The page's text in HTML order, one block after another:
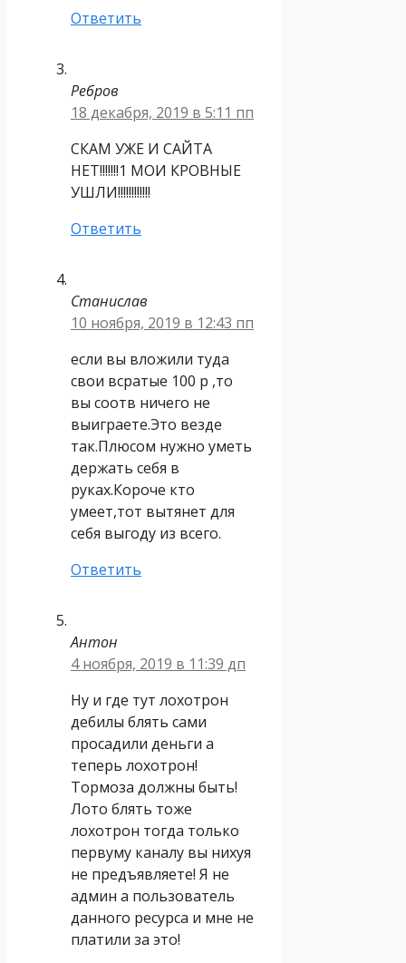
Ответить
Ребров
18 декабря, 2019 в 5:11 пп
СКАМ УЖЕ И САЙТА
НЕТ!!!!!!!1 МОИ КРОВНЫЕ
УШЛИ!!!!!!!!!!!!
Ответить
Станислав
10 ноября, 2019 в 12:43 пп
если вы вложили туда
свои всратые 100 р ,то
вы соотв ничего не
выиграете.Это везде
так.Плюсом нужно уметь
держать себя в
руках.Короче кто
умеет,тот вытянет для
себя выгоду из всего.
Ответить
Антон
4 ноября, 2019 в 11:39 дп
Ну и где тут лохотрон
дебилы блять сами
просадили деньги а
теперь лохотрон!
Тормоза должны быть!
Лото блять тоже
лохотрон тогда только
первуму каналу вы нихуя
не предъявляете! Я не
админ а пользователь
данного ресурса и мне не
платили за это!